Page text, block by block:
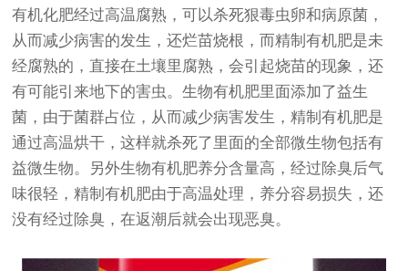
有机化肥经过高温腐熟，可以杀死狠毒虫卵和病原菌，
从而减少病害的发生，还烂苗烧根，而精制有机肥是未
经腐熟的，直接在土壤里腐熟，会引起烧苗的现象，还
有可能引来地下的害虫。生物有机肥里面添加了益生
菌，由于菌群占位，从而减少病害发生，精制有机肥是
通过高温烘干，这样就杀死了里面的全部微生物包括有
益微生物。另外生物有机肥养分含量高，经过除臭后气
味很轻，精制有机肥由于高温处理，养分容易损失，还
没有经过除臭，在返潮后就会出现恶臭。